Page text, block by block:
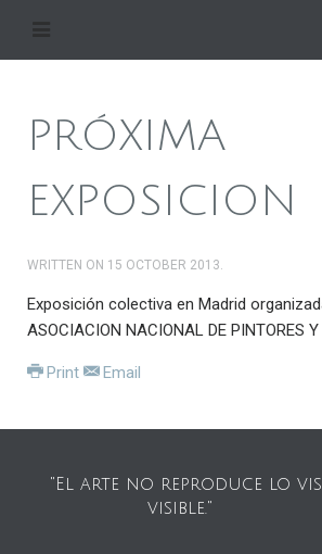
PRÓXIMA
EXPOSICION
WRITTEN ON 15 OCTOBER 2013.
Exposición colectiva en Madrid
ASOCIACION NACIONAL DE PINTORES Y
Print Email
"El arte no reproduce lo
visible."